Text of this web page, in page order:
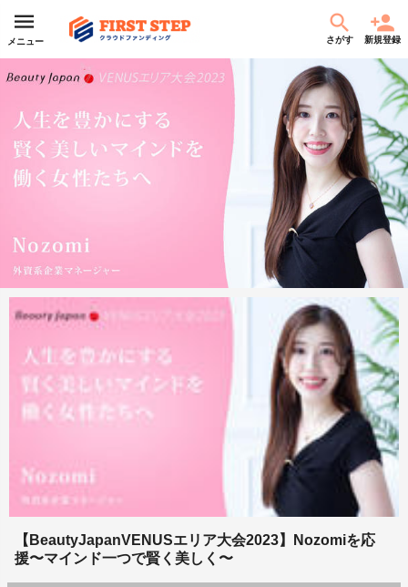
メニュー さがす 新規登録
【BeautyJapanVENUSエリア大会2023】Nozomiを応
援〜マインド一つで賢く美しく〜